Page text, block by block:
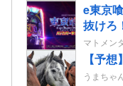
e東京
抜けろ
マトメン
【予
うまちゃ